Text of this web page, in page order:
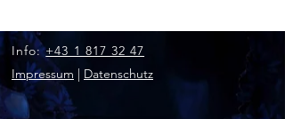
Info: +43 1 817 32 47
Impressum | Datenschutz